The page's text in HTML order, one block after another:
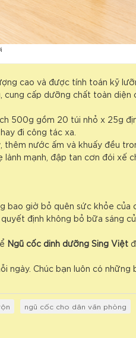
cao và được tính toán kỹ
cung cấp dưỡng chất toàn diện
500g gồm 20 túi nhỏ x 25g
đi công tác xa.
thêm nước ấm và khuấy đều
mạnh, đập tan cơn đói xế
giờ bỏ quên sức khỏe của
định không bỏ bữa sáng
Ngũ cốc dinh dưỡng Sing Việt
Chúc bạn luôn có những
ngũ cốc cho dân văn phòng